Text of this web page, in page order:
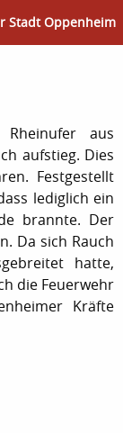
Stadt Oppenheim
Rheinufer aus
aufstieg. Dies
Festgestellt
lediglich ein
brannte. Der
Da sich Rauch
hatte,
die Feuerwehr
Kräfte